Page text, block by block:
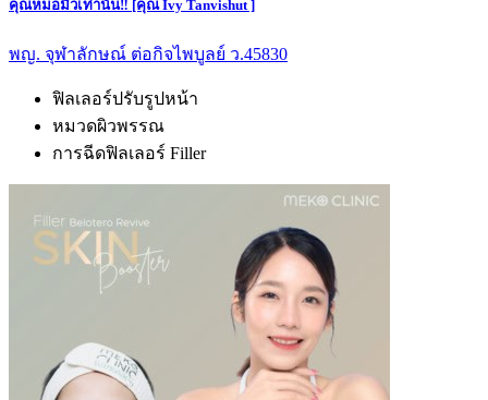
คุณหมอมิ้วเท่านั้น‼️ [คุณ Ivy Tanvishut ]
พญ. จุฬาลักษณ์ ต่อกิจไพบูลย์ ว.45830
ฟิลเลอร์ปรับรูปหน้า
หมวดผิวพรรณ
การฉีดฟิลเลอร์ Filler